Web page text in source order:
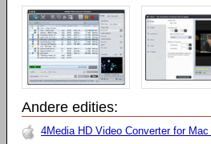
Andere edities:
4Media HD Video Converter for